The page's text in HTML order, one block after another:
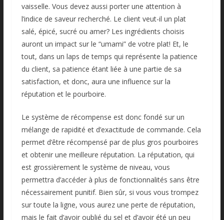
vaisselle. Vous devez aussi porter une attention à
l’indice de saveur recherché. Le client veut-il un plat
salé, épicé, sucré ou amer? Les ingrédients choisis
auront un impact sur le “umami” de votre plat! Et, le
tout, dans un laps de temps qui représente la patience
du client, sa patience étant liée à une partie de sa
satisfaction, et donc, aura une influence sur la
réputation et le pourboire.
Le système de récompense est donc fondé sur un
mélange de rapidité et d’exactitude de commande. Cela
permet d’être récompensé par de plus gros pourboires
et obtenir une meilleure réputation. La réputation, qui
est grossièrement le système de niveau, vous
permettra d’accéder à plus de fonctionnalités sans être
nécessairement punitif. Bien sûr, si vous vous trompez
sur toute la ligne, vous aurez une perte de réputation,
mais le fait d’avoir oublié du sel et d’avoir été un peu